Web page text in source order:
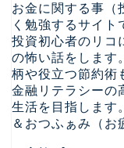
お金に関する事（
く勉強するサイト
投資初心者のリコ
の怖い話をします
柄や役立つ節約術
金融リテラシーの
生活を目指します
＆おつふぁみ（お